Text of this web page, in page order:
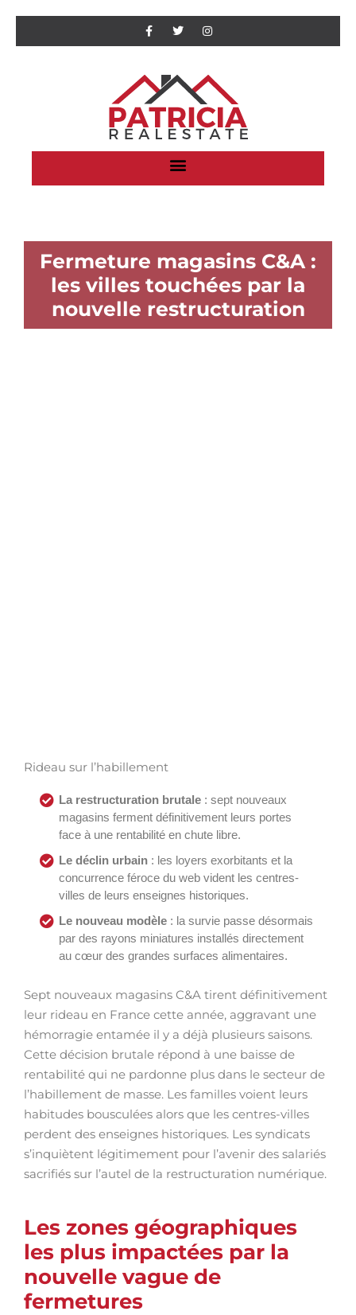
Fermeture magasins C&A :
les villes touchées par la
nouvelle restructuration
Rideau sur l’habillement
La restructuration brutale : sept nouveaux
magasins ferment définitivement leurs portes
face à une rentabilité en chute libre.
Le déclin urbain : les loyers exorbitants et la
concurrence féroce du web vident les centres-
villes de leurs enseignes historiques.
Le nouveau modèle : la survie passe désormais
par des rayons miniatures installés directement
au cœur des grandes surfaces alimentaires.
Sept nouveaux magasins C&A tirent définitivement
leur rideau en France cette année, aggravant une
hémorragie entamée il y a déjà plusieurs saisons.
Cette décision brutale répond à une baisse de
rentabilité qui ne pardonne plus dans le secteur de
l’habillement de masse. Les familles voient leurs
habitudes bousculées alors que les centres-villes
perdent des enseignes historiques. Les syndicats
s’inquiètent légitimement pour l’avenir des salariés
sacrifiés sur l’autel de la restructuration numérique.
Les zones géographiques
les plus impactées par la
nouvelle vague de
fermetures